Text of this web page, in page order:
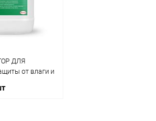
ДЛЯ
от влаги и